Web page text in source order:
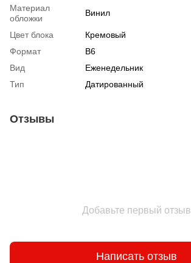
Материал
обложки
Винил
Цвет блока
Кремовый
Формат
B6
Вид
Еженедельник
Тип
Датированный
Отзывы
Добавьте первый отзыв
Написать отзыв